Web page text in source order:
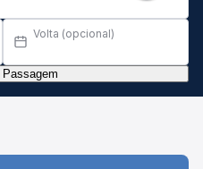
Volta (opcional)
Passagem